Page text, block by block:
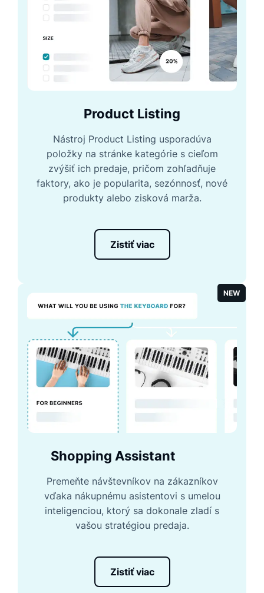
Product Listing
Nástroj Product Listing usporadúva
položky na stránke kategórie s cieľom
zvýšiť ich predaje, pričom zohľadňuje
faktory, ako je popularita, sezónnosť, nové
produkty alebo zisková marža.
Zistiť viac
NEW
Shopping Assistant
Premeňte návštevníkov na zákazníkov
vďaka nákupnému asistentovi s umelou
inteligenciou, ktorý sa dokonale zladí s
vašou stratégiou predaja.
Zistiť viac